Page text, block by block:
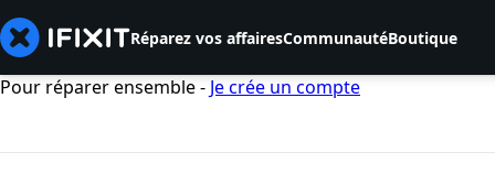
Réparez vos affairesCommunautéBoutique
Pour réparer ensemble - Je crée un compte